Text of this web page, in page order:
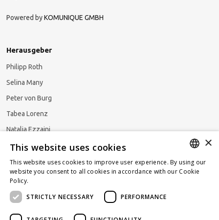
Powered byKOMUNIQUE GMBH
Herausgeber
Philipp Roth
Selina Many
Peter von Burg
Tabea Lorenz
Natalja Ezzaini
Newsletter abonnieren
GERMAN
×
This website uses cookies
This website uses cookies to improve user experience. By using our
website you consent to all cookies in accordance with our Cookie
Policy.
STRICTLY NECESSARY
PERFORMANCE